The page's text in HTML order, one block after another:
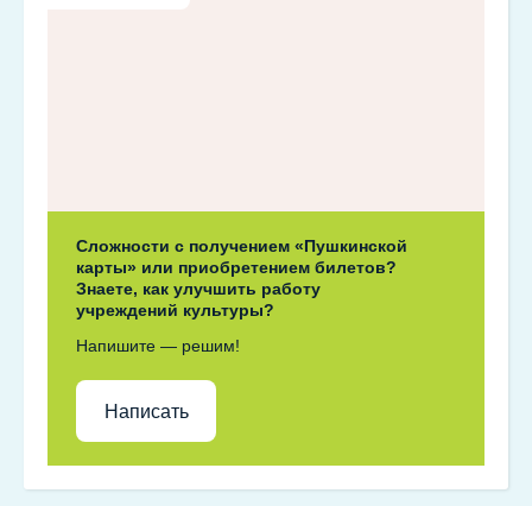
Сложности с получением «Пушкинской
карты» или приобретением билетов?
Знаете, как улучшить работу
учреждений культуры?
Напишите — решим!
Написать